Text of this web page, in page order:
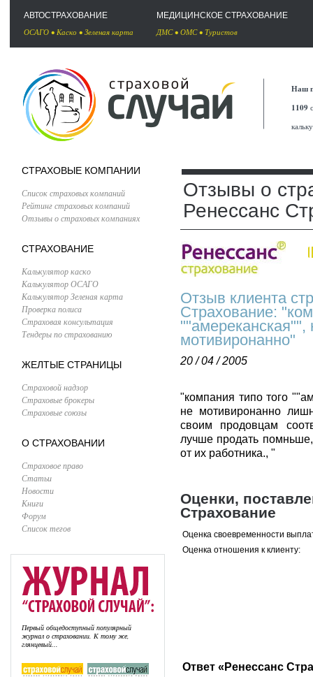
АВТОСТРАХОВАНИЕ
ОСАГО • Каско • Зеленая карта
МЕДИЦИНСКОЕ СТРАХОВАНИЕ
ДМС• ОМС• Туристов
Наш
1109
СТРАХОВЫЕ КОМПАНИИ
Список страховых компаний
Рейтинг страховых компаний
Отзывы о страховых компаниях
СТРАХОВАНИЕ
Калькулятор каско
Калькулятор ОСАГО
Калькулятор Зеленая карта
Проверка полиса
Страховая консультация
Тендеры по страхованию
ЖЕЛТЫЕ СТРАНИЦЫ
Страховой надзор
Страховые брокеры
Страховые союзы
О СТРАХОВАНИИ
Страховое право
Статьи
Новости
Книги
Форум
Список тегов
Первый общедоступный популярный
журнал о страховании. К тому же,
глянцевый...
Отзывы о
Ренессанс
Отзыв клиента
Страхование:
""амереканская"",
мотивиронанно"
20 / 04 / 2005
"компания типо того
не мотивиронанно
своим продовцам
лучше продать
от их работника., "
Оценки,
Страхование
Оценка своевременности
Оценка отношения к клиенту:
Ответ «Ренессанс